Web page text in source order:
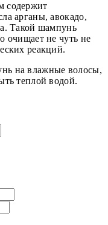
содержит
арганы, авокадо,
Такой шампунь
очищает не чуть не
реакций.
на влажные волосы,
теплой водой.